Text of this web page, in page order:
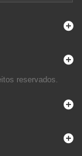
reservados.